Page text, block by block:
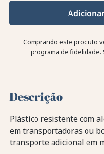
Comprando este produto
programa de fidelidade.
Descrição
Plástico resistente com
em transportadoras ou
transporte adicional em